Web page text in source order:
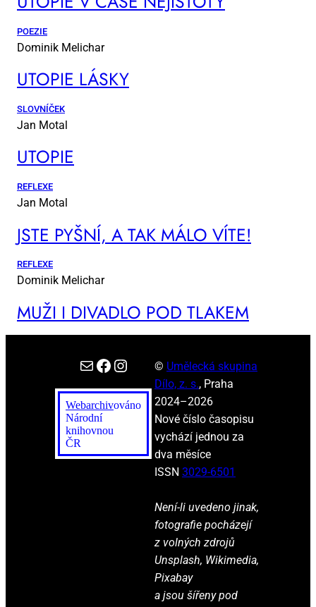
POEZIE
Dominik Melichar
UTO­PIE LÁS­KY
SLOVNÍČEK
Jan Motal
UTO­PIE
REFLEXE
Jan Motal
JSTE PYŠ­NÍ, A TAK MÁ­LO VÍ­TE!
REFLEXE
Dominik Melichar
MUŽI I DI­VA­DLO POD TLA­KEM
E-mail Facebook Instagram
Webarchivováno
Národní
knihovnou
ČR
© Umělecká skupina
Dílo, z. s., Praha
2024–2026
Nové číslo časopisu
vychází jednou za
dva měsíce
ISSN 3029-6501
Není-li uvedeno jinak,
fotografie pocházejí
z volných zdrojů
Unsplash, Wikimedia,
Pixabay
a jsou šířeny pod